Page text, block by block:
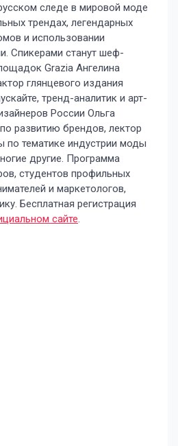
следе в мировой моде
трендах, легендарных
и использовании
Спикерами станут шеф-
Grazia Ангелина
глянцевого издания
тренд-аналитик и арт-
России Ольга
развитию брендов, лектор
тематике индустрии моды
другие. Программа
студентов профильных
и маркетологов,
Бесплатная регистрация
сайте